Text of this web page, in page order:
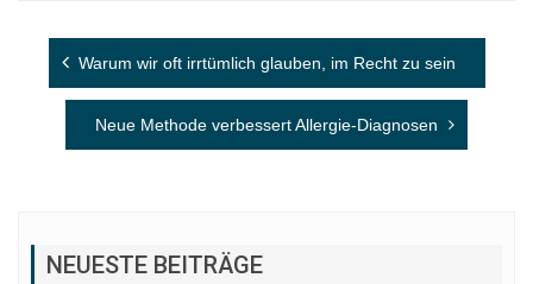
Beitragsnavigation
Warum wir oft irrtümlich glauben, im Recht zu sein
Neue Methode verbessert Allergie-Diagnosen
NEUESTE BEITRÄGE